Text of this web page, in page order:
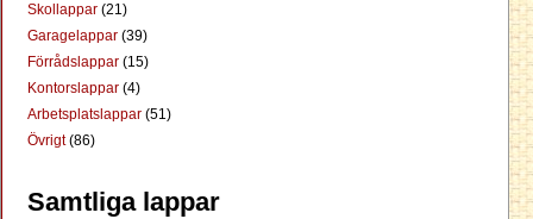
Skollappar (21)
Garagelappar (39)
Förrådslappar (15)
Kontorslappar (4)
Arbetsplatslappar (51)
Övrigt(86)
Samtliga lappar